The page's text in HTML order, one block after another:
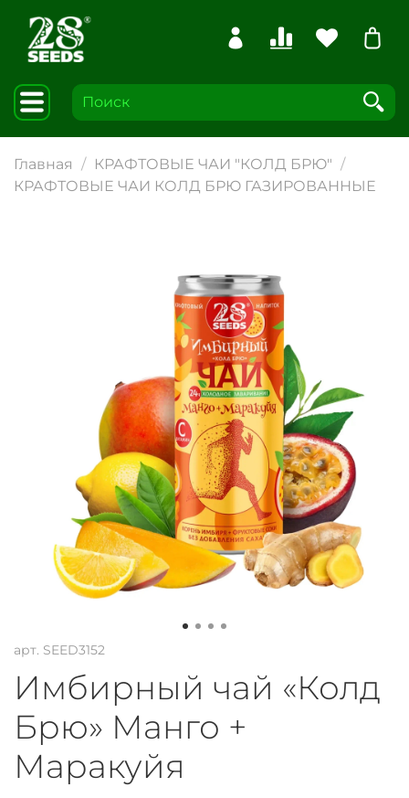
Главная
КРАФТОВЫЕ ЧАИ "КОЛД БРЮ"
КРАФТОВЫЕ ЧАИ КОЛД БРЮ ГАЗИРОВАННЫЕ
арт. SEED3152
Имбирный чай «Колд
Брю» Манго +
Маракуйя